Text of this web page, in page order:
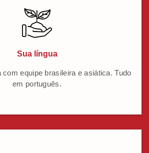
Sua língua
equipe brasileira e asiática. Tudo
em português.